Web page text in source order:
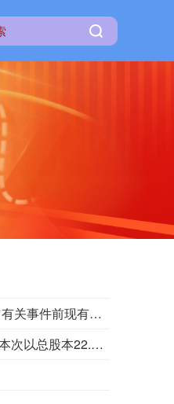
中远海控公告称，2026年7月7日至8月7日，公司累计回购29,996,704股，占有关事件前现有已发行股份（不包括库存股份）数目的0.2389%。其中，8月7日回购456,700股，每股最高回购价15.4元，最低回购价15.33元，付出价格总额702.99万元。
中铁工业公告称，2025年度利润分配方案已获2026年6月26日的年度股东会审议通过。本次以总股本22.22亿股为基数，每股派发现金红利0.0903元（含税），共计派发现金红利2.01亿元。股权登记日为8月13日，除权（息）日和现金红利发放日为8月14日。公司将根据股东类别代扣代缴所得税。